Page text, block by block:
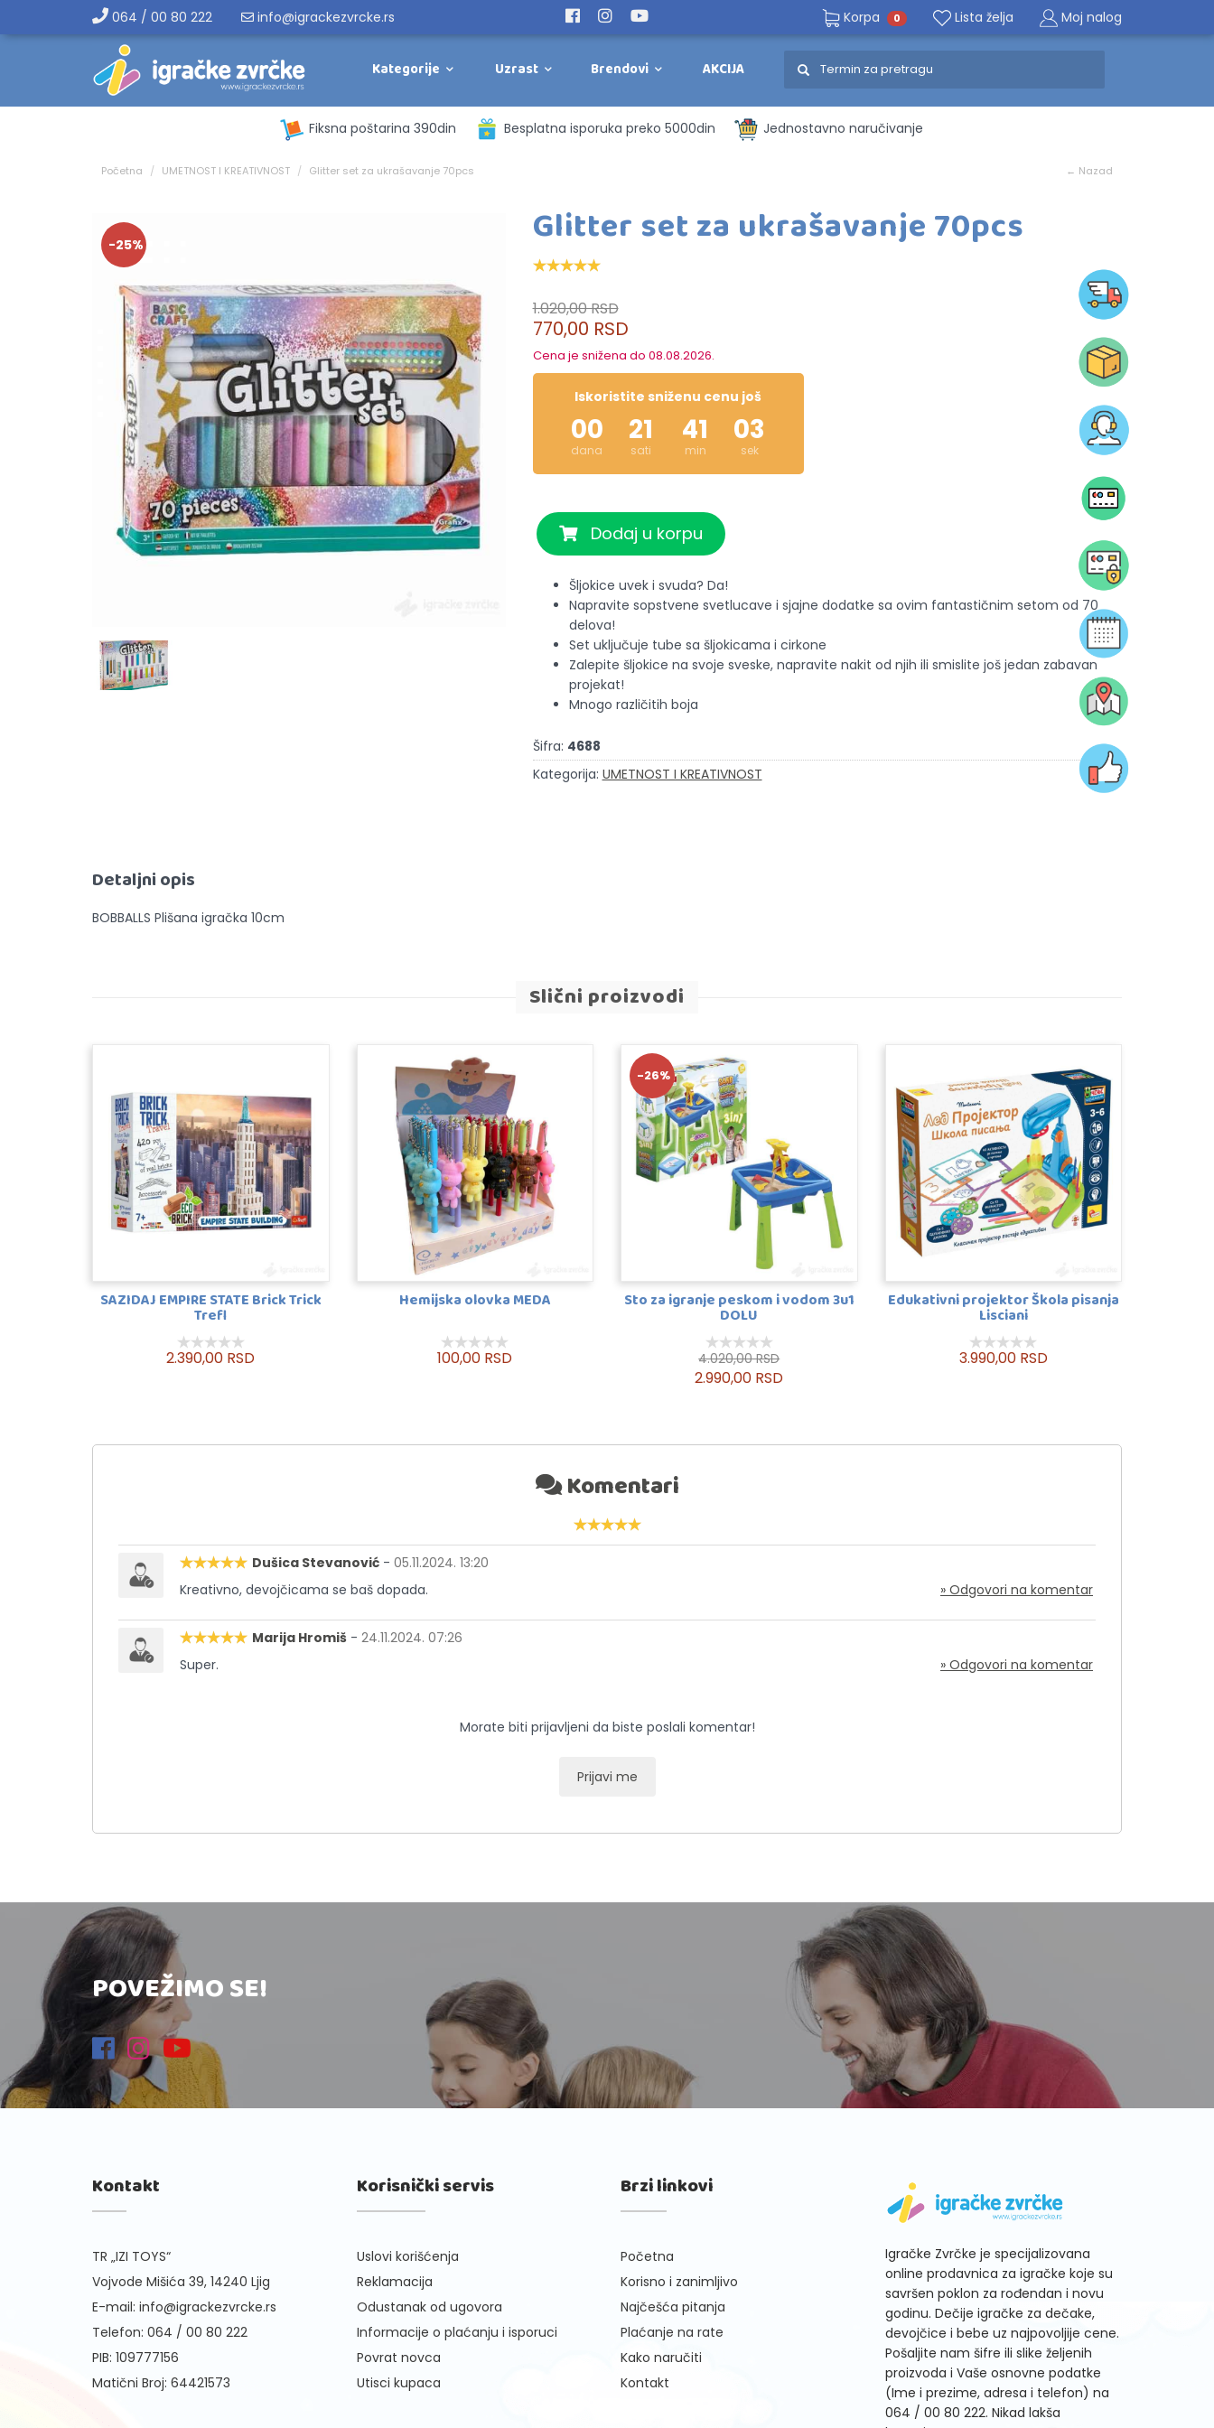
064 / 00 80 222 info@igrackezvrcke.rs Korpa 0 Lista želja Moj nalog
Kategorije Uzrast Brendovi AKCIJA
Fiksna poštarina 390din Besplatna isporuka preko 5000din Jednostavno naručivanje
Početna UMETNOST I KREATIVNOST Glitter set za ukrašavanje 70pcs ← Nazad
-25% Glitter set za ukrašavanje 70pcs
1.020,00 RSD
770,00 RSD
Cena je snižena do 08.08.2026.
Iskoristite sniženu cenu još
00
dana
21
sati
41
min
03
sek
Dodaj u korpu
Šljokice uvek i svuda? Da!
Napravite sopstvene svetlucave i sjajne dodatke sa ovim fantastičnim setom od 70
delova!
Set uključuje tube sa šljokicama i cirkone
Zalepite šljokice na svoje sveske, napravite nakit od njih ili smislite još jedan zabavan
projekat!
Mnogo različitih boja
Šifra: 4688
Kategorija: UMETNOST I KREATIVNOST
Detaljni opis
BOBBALLS Plišana igračka 10cm
Slični proizvodi
SAZIDAJ EMPIRE STATE Brick Trick
Trefl
2.390,00 RSD
Hemijska olovka MEDA
100,00 RSD
-26%
Sto za igranje peskom i vodom 3u1
DOLU
4.020,00 RSD
2.990,00 RSD
Edukativni projektor Škola pisanja
Lisciani
3.990,00 RSD
Komentari
Dušica Stevanović - 05.11.2024. 13:20
Kreativno, devojčicama se baš dopada.
» Odgovori na komentar
Marija Hromiš - 24.11.2024. 07:26
Super.
» Odgovori na komentar
Morate biti prijavljeni da biste poslali komentar!
Prijavi me
POVEŽIMO SE!
Kontakt
TR „IZI TOYS“
Vojvode Mišića 39, 14240 Ljig
E-mail: info@igrackezvrcke.rs
Telefon: 064 / 00 80 222
PIB: 109777156
Matični Broj: 64421573
Korisnički servis
Uslovi korišćenja
Reklamacija
Odustanak od ugovora
Informacije o plaćanju i isporuci
Povrat novca
Utisci kupaca
Brzi linkovi
Početna
Korisno i zanimljivo
Najčešća pitanja
Plaćanje na rate
Kako naručiti
Kontakt
Igračke Zvrčke je specijalizovana
online prodavnica za igračke koje su
savršen poklon za rođendan i novu
godinu. Dečije igračke za dečake,
devojčice i bebe uz najpovoljije cene.
Pošaljite nam šifre ili slike željenih
proizvoda i Vaše osnovne podatke
(Ime i prezime, adresa i telefon) na
064 / 00 80 222. Nikad lakša